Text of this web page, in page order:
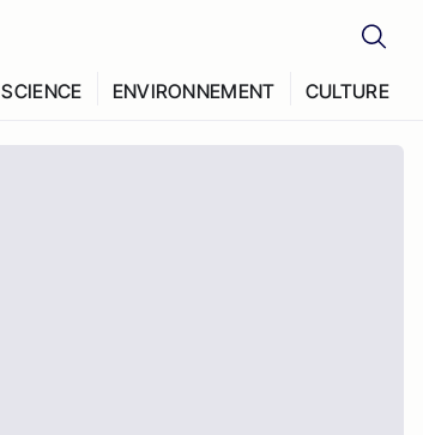
SCIENCE ENVIRONNEMENT CULTURE